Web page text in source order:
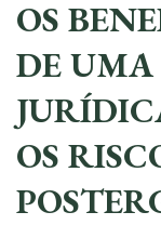
OS
DE UMA
OS